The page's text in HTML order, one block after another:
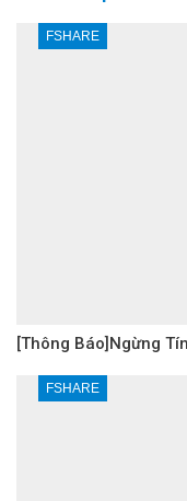
FSHARE
[Thông Báo]Ngừng
FSHARE